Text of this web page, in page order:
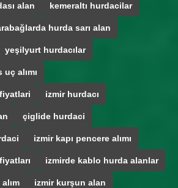
alan kemeraltı hurdacilar
hurda sarı alan
yeşilyurt hurdacılar
alımı
izmir hurdacı
çiglide hurdaci
izmir kapı pencere alımı
izmirde kablo hurda alanlar
izmir kurşun alan